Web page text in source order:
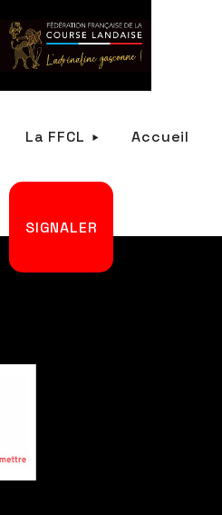
La FFCL Accueil
SIGNALER